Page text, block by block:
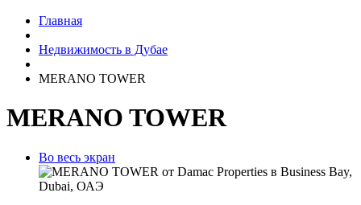
Главная
Недвижимость в Дубае
MERANO TOWER
MERANO TOWER
Во весь экран